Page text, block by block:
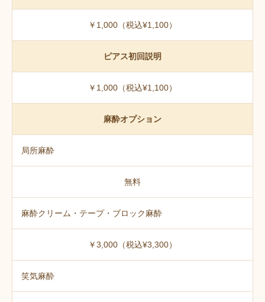
￥1,000（税込¥1,100）
ピアス初回説明
￥1,000（税込¥1,100）
麻酔オプション
局所麻酔
無料
麻酔クリーム・テープ・ブロック麻酔
￥3,000（税込¥3,300）
笑気麻酔